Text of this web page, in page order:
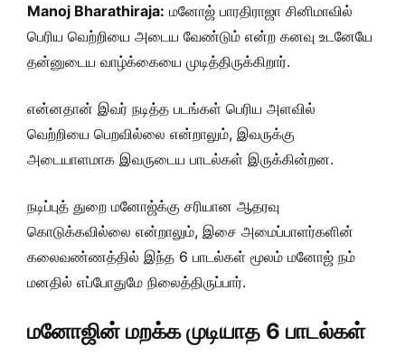
Manoj Bharathiraja: மனோஜ் பாரதிராஜா சினிமாவில்
பெரிய வெற்றியை அடைய வேண்டும் என்ற கனவு உடனேயே
தன்னுடைய வாழ்க்கையை முடித்திருக்கிறார்.
என்னதான் இவர் நடித்த படங்கள் பெரிய அளவில்
வெற்றியை பெறவில்லை என்றாலும், இவருக்கு
அடையாளமாக இவருடைய பாடல்கள் இருக்கின்றன.
நடிப்புத் துறை மனோஜ்க்கு சரியான ஆதரவு
கொடுக்கவில்லை என்றாலும், இசை அமைப்பாளர்களின்
கலைவண்ணத்தில் இந்த 6 பாடல்கள் மூலம் மனோஜ் நம்
மனதில் எப்போதுமே நிலைத்திருப்பார்.
மனோஜின் மறக்க முடியாத 6 பாடல்கள்